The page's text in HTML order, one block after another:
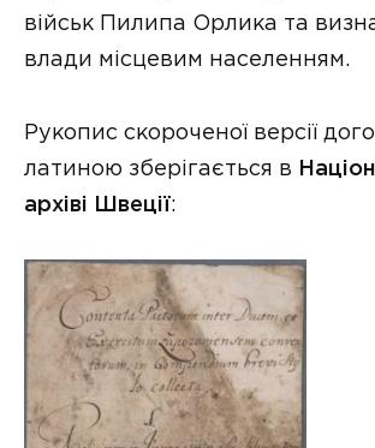
військ Пилипа Орлика та
влади місцевим населенням.
Рукопис скороченої версії
латиною зберігається в
архіві Швеції: